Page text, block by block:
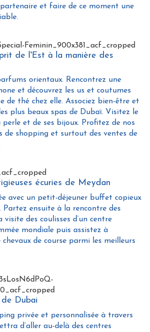
et faire de ce moment une
de l'Est à la manière des
orientaux. Rencontrez une
et découvrez les us et coutumes
de thé chez elle. Associez bien-être et
plus beaux spas de Dubaï. Visitez le
perle et de ses bijoux. Profitez de nos
de shopping et surtout des ventes de
écuries de Meydan
avec un petit-déjeuner buffet copieux
Partez ensuite à la rencontre des
visite des coulisses d’un centre
mondiale puis assistez à
chevaux de course parmi les meilleurs
Dubai
privée et personnalisée à travers
d’aller au-delà des centres